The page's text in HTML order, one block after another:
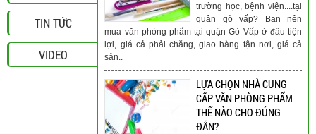
TIN TỨC
VIDEO
trường học, bệnh viện....tại
quận gò vấp? Bạn nên
mua văn phòng phẩm tại quận Gò Vấp ở đâu tiện
lợi, giá cả phải chăng, giao hàng tận nơi, giá cả
sản..
LỰA CHỌN NHÀ CUNG
CẤP VĂN PHÒNG PHẨM
THẾ NÀO CHO ĐÚNG
ĐẮN?